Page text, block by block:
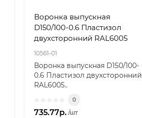
Воронка выпускная
D150/100-0.6 Пластизол
двухсторонний RAL6005
10561-01
Воронка выпускная D150/100-
0.6 Пластизол двухсторонний
RAL6005..
0
735.77р. /шт